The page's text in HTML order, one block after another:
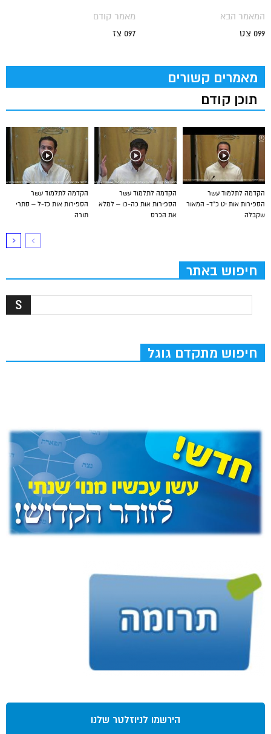
מאמר קודם
097 צז
המאמר הבא
099 צט
מאמרים קשורים
תוכן קודם
הקדמה לתלמוד עשר
הספירות אות כז-ל – סתרי
תורה
הקדמה לתלמוד עשר
הספירות אות כה-כו – למלא
את הכרס
הקדמה לתלמוד עשר
הספירות אות יט כ”ד- המאור
שקבלה
חיפוש באתר
חיפוש מתקדם גוגל
הירשמו לניוזלטר שלנו